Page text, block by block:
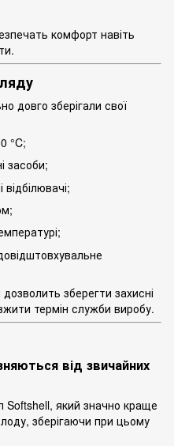
комфорт навіть
довго зберігали свої
°C;
засоби;
зберегти захисні
термін служби виробу.
від звичайних
Softshell, який значно краще
зберігаючи при цьому